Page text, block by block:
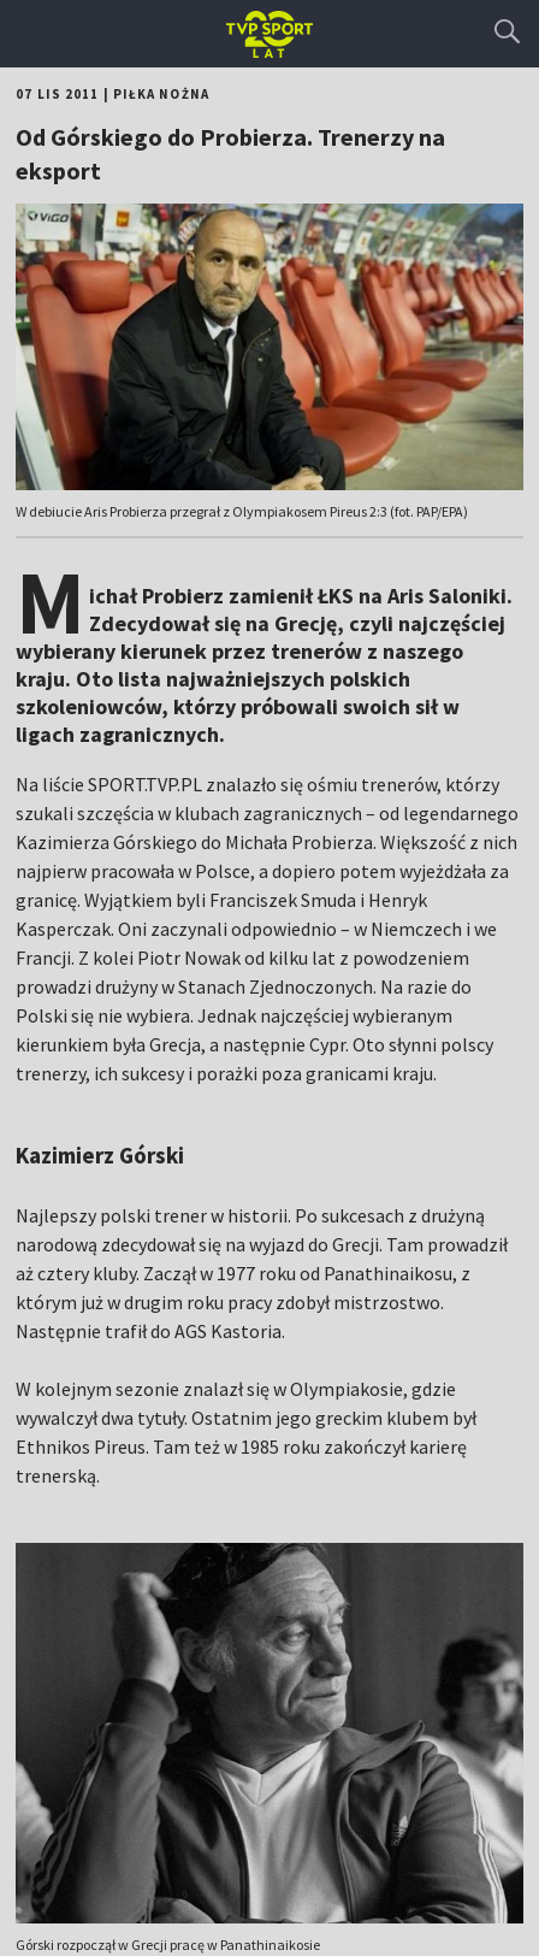
07 LIS 2011 PIŁKA NOŻNA
Od Górskiego do Probierza. Trenerzy na
eksport
W debiucie Aris Probierza przegrał z Olympiakosem Pireus 2:3 (fot. PAP/EPA)
M ichał Probierz zamienił ŁKS na Aris Saloniki.
Zdecydował się na Grecję, czyli najczęściej
wybierany kierunek przez trenerów z naszego
kraju. Oto lista najważniejszych polskich
szkoleniowców, którzy próbowali swoich sił w
ligach zagranicznych.
Na liście SPORT.TVP.PL znalazło się ośmiu trenerów, którzy
szukali szczęścia w klubach zagranicznych – od legendarnego
Kazimierza Górskiego do Michała Probierza. Większość z nich
najpierw pracowała w Polsce, a dopiero potem wyjeżdżała za
granicę. Wyjątkiem byli Franciszek Smuda i Henryk
Kasperczak. Oni zaczynali odpowiednio – w Niemczech i we
Francji. Z kolei Piotr Nowak od kilku lat z powodzeniem
prowadzi drużyny w Stanach Zjednoczonych. Na razie do
Polski się nie wybiera. Jednak najczęściej wybieranym
kierunkiem była Grecja, a następnie Cypr. Oto słynni polscy
trenerzy, ich sukcesy i porażki poza granicami kraju.
Kazimierz Górski
Najlepszy polski trener w historii. Po sukcesach z drużyną
narodową zdecydował się na wyjazd do Grecji. Tam prowadził
aż cztery kluby. Zaczął w 1977 roku od Panathinaikosu, z
którym już w drugim roku pracy zdobył mistrzostwo.
Następnie trafił do AGS Kastoria.
W kolejnym sezonie znalazł się w Olympiakosie, gdzie
wywalczył dwa tytuły. Ostatnim jego greckim klubem był
Ethnikos Pireus. Tam też w 1985 roku zakończył karierę
trenerską.
Górski rozpoczął w Grecji pracę w Panathinaikosie